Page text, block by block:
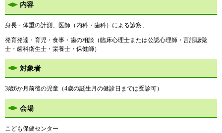
内容
身長・体重の計測、医師（内科・歯科）による診察、
発育発達・育児・食事・歯の相談（臨床心理士または公認心理師・言語聴覚
士・歯科衛生士・栄養士・保健師）
対象者
3歳6か月前後の児童（4歳の誕生月の健診日までは受診可）
会場
こども保健センター